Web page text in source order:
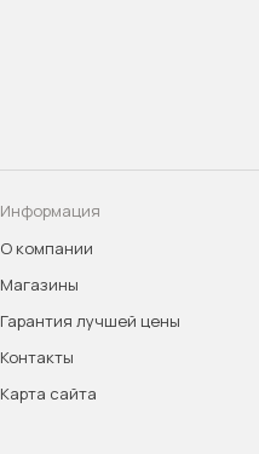
Информация
О компании
Магазины
Гарантия лучшей цены
Контакты
Карта сайта